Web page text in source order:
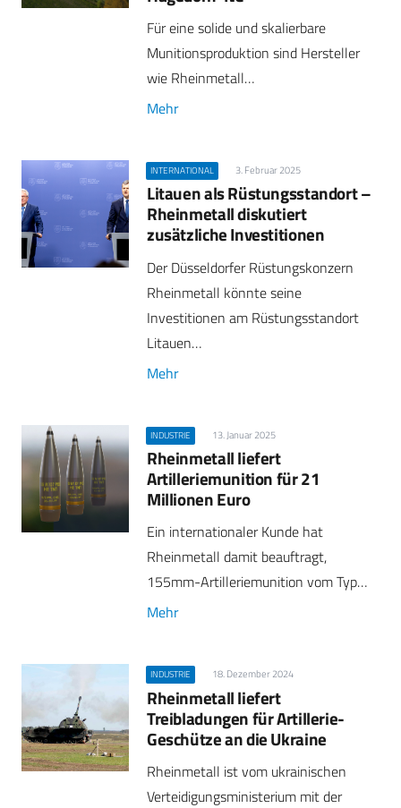
Für eine solide und skalierbare
Munitionsproduktion sind Hersteller
wie Rheinmetall…
Mehr
INTERNATIONAL 3. Februar 2025
Litauen als Rüstungsstandort –
Rheinmetall diskutiert
zusätzliche Investitionen
Der Düsseldorfer Rüstungskonzern
Rheinmetall könnte seine
Investitionen am Rüstungsstandort
Litauen…
Mehr
INDUSTRIE 13. Januar 2025
Rheinmetall liefert
Artilleriemunition für 21
Millionen Euro
Ein internationaler Kunde hat
Rheinmetall damit beauftragt,
155mm-Artilleriemunition vom Typ…
Mehr
INDUSTRIE 18. Dezember 2024
Rheinmetall liefert
Treibladungen für Artillerie-
Geschütze an die Ukraine
Rheinmetall ist vom ukrainischen
Verteidigungsministerium mit der